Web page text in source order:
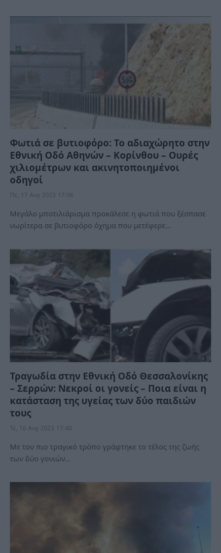
Φωτιά σε βυτιοφόρο: Το αδιαχώρητο στην
Εθνική Οδό Αθηνών – Κορίνθου – Ουρές
χιλιομέτρων και ακινητοποιημένοι
οδηγοί
Πε, 17 Αυγ 2023 17:06
Μεγάλο μποτιλιάρισμα προκάλεσε η φωτιά που ξέσπασε
νωρίτερα σε βυτιοφόρο όχημα που μετέφερε…
Τραγωδία στην Εθνική Οδό Θεσσαλονίκης
– Σερρών: Νεκροί οι γονείς – Ποια είναι η
κατάσταση της υγείας των δύο παιδιών
τους
Τε, 16 Αυγ 2023 17:40
Με τον πιο τραγικό τρόπο γράφτηκε το τέλος της ζωής
των δύο γονιών…